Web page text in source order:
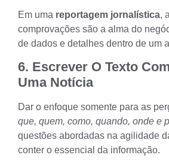
Em uma reportagem jornalística, a
comprovações são a alma do
de dados e detalhes dentro de um
6. Escrever O Texto
Uma Notícia
Dar o enfoque somente para as
que, quem, como, quando, onde e
questões abordadas na agilidade
conter o essencial da informação.